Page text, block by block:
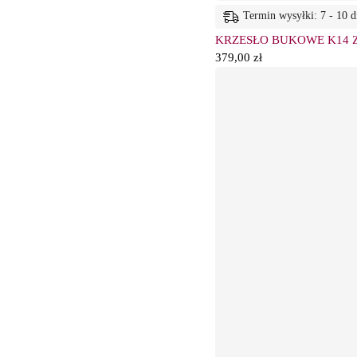
Termin wysyłki: 7 - 10
KRZESŁO BUKOWE K14
379,00 zł